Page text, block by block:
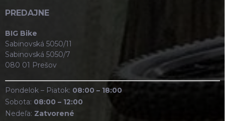
PREDAJNE
BIG Bike
Sabinovská 5050/11
Sabinovská 5050/7
080 01 Prešov
Pondelok – Piatok: 08:00 – 18:00
Sobota: 08:00 – 12:00
Nedeľa: Zatvorené